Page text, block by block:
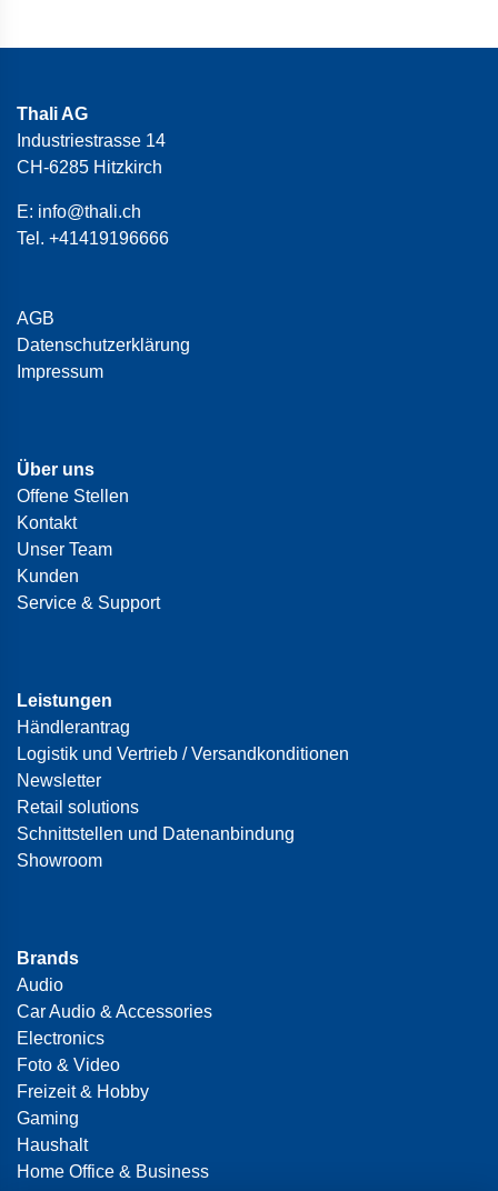
Thali AG
Industriestrasse 14
CH-6285 Hitzkirch
E: info@thali.ch
Tel. +41419196666
AGB
Datenschutzerklärung
Impressum
Über uns
Offene Stellen
Kontakt
Unser Team
Kunden
Service & Support
Leistungen
Händlerantrag
Logistik und Vertrieb / Versandkonditionen
Newsletter
Retail solutions
Schnittstellen und Datenanbindung
Showroom
Brands
Audio
Car Audio & Accessories
Electronics
Foto & Video
Freizeit & Hobby
Gaming
Haushalt
Home Office & Business